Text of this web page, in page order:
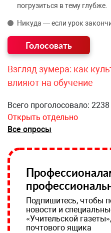
погрузиться в тему глубже.
Никуда — если урок
Взгляд зумера: как
влияют на обучение
Всего проголосовало: 2238
Открыть отдельно
Все опросы
Подпишитесь, чтобы
новости и
«Учительской
почтового ящика